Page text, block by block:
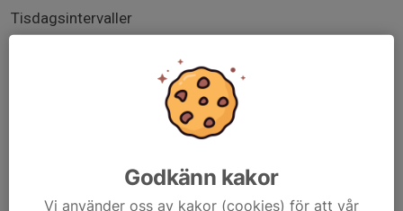
Tisdagsintervaller
Godkänn kakor
Vi använder oss av kakor (cookies) för att vår